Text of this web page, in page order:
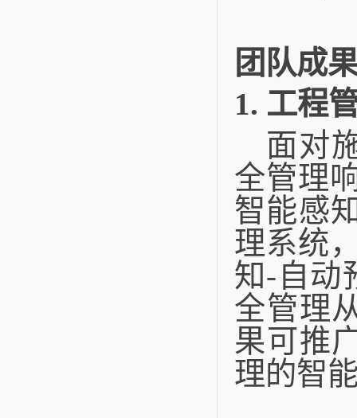
团队成
1. 工程
面对
全管理
智能感
理系统
知‑自动
全管理
果可推
理的智